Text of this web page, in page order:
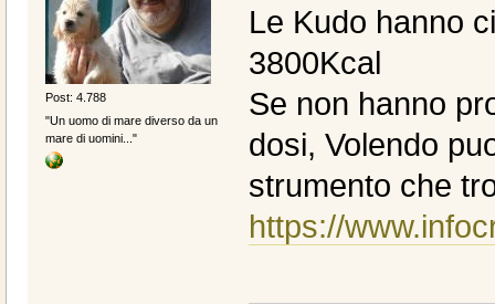
Post: 4.788
"Un uomo di mare diverso da un
mare di uomini..."
Le Kudo hanno
3800Kcal
Se non hanno
dosi, Volendo
strumento che
https://